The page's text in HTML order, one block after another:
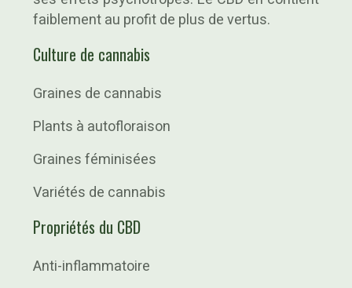
faiblement au profit de plus de vertus.
Culture de cannabis
Graines de cannabis
Plants à autofloraison
Graines féminisées
Variétés de cannabis
Propriétés du CBD
Anti-inflammatoire